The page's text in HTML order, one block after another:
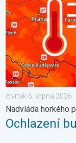
čtvrtek 6. srpna 2026
Nadvláda horkého
Ochlazení